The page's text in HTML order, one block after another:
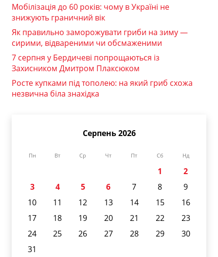
Мобілізація до 60 років: чому в Україні не
знижують граничний вік
Як правильно заморожувати гриби на зиму —
сирими, відвареними чи обсмаженими
7 серпня у Бердичеві попрощаються із
Захисником Дмитром Плаксюком
Росте купками під тополею: на який гриб схожа
незвична біла знахідка
Серпень 2026
Пн Вт Ср Чт Пт Сб Нд
1
2
3
4 5 6 7 8
9
10
11 12 13 14 15
16
17
18 19 20 21 22
23
24
25 26 27 28 29
30
31